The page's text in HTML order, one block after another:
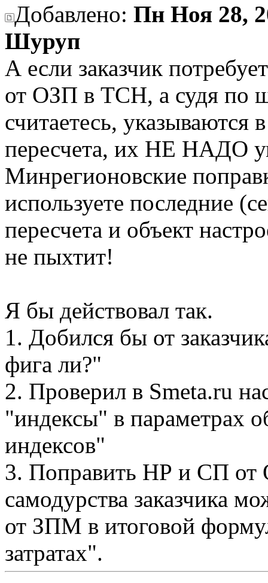
Добавлено: Пн Ноя 28,
Шуруп
А если заказчик
от ОЗП в ТСН, а судя
считаетесь, указываются
пересчета, их НЕ НАДО
Минрегионовские
используете последние
пересчета и объект
не пыхтит!
Я бы действовал так.
1. Добился бы от
фига ли?"
2. Проверил в Smeta.ru
"индексы" в параметрах
индексов"
3. Поправить НР и СП от
самодурства заказчика
от ЗПМ в итоговой
затратах".